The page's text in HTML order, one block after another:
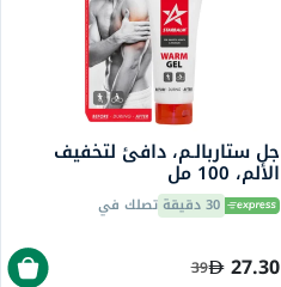
جل ستاربالـم، دافئ لتخفيف
الألم، 100 مل
30 دقيقة تصلك في
27.30
39